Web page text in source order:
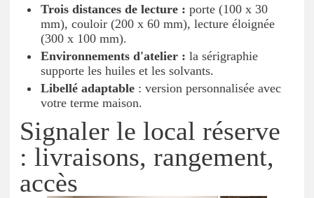
Trois distances de lecture : porte (100 x 30
mm), couloir (200 x 60 mm), lecture éloignée
(300 x 100 mm).
Environnements d'atelier : la sérigraphie
supporte les huiles et les solvants.
Libellé adaptable : version personnalisée avec
votre terme maison.
Signaler le local réserve
: livraisons, rangement,
accès